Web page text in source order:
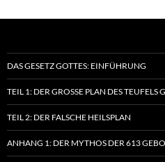
DAS GESETZ GOTTES: EINFÜHRUNG
TEIL 1: DER GROSSE PLAN DES TEUFELS
TEIL 2: DER FALSCHE HEILSPLAN
ANHANG 1: DER MYTHOS DER 613